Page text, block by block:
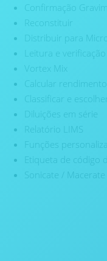
Confirmação
Reconstituir
Distribuir para
Leitura e
Vortex Mix
Calcular
Classificar e escolher
Diluições em série
Relatório LIMS
Funções
Etiqueta de código
Sonicate / Macerate